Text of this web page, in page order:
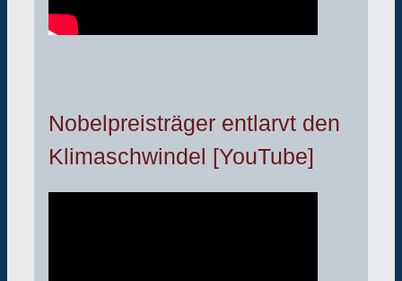
Nobelpreisträger entlarvt den
Klimaschwindel [YouTube]